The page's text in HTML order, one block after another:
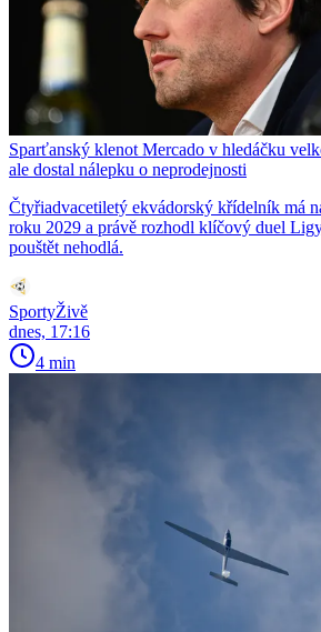
Sparťanský klenot Mercado v hledáčku
ale dostal nálepku o neprodejnosti
Čtyřiadvacetiletý ekvádorský křídelník má
roku 2029 a právě rozhodl klíčový duel
pouštět nehodlá.
SportyŽivě
dnes, 17:16
4 min